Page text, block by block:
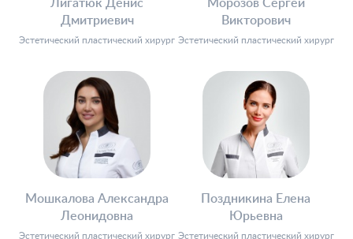
Лигатюк Денис
Дмитриевич
Эстетический пластический хирург
Морозов Сергей
Викторович
Эстетический пластический хирург
Мошкалова Александра
Леонидовна
Эстетический пластический хирург
Поздникина Елена
Юрьевна
Эстетический пластический хирург